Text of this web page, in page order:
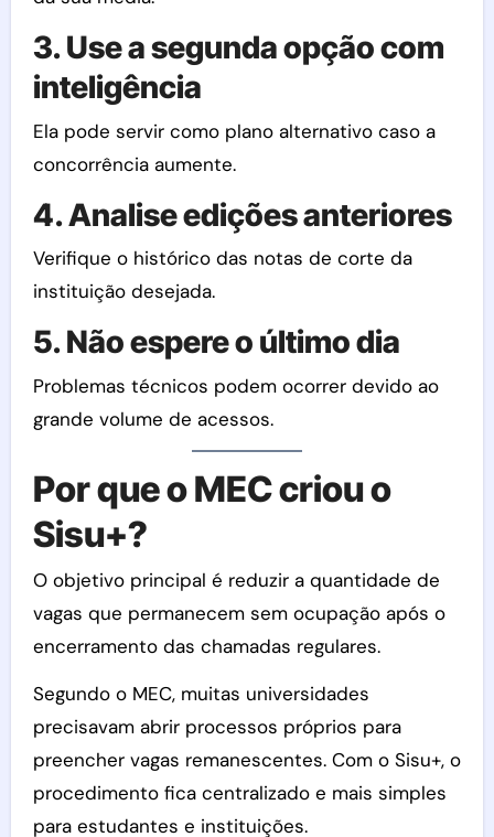
3. Use a segunda opção com
inteligência
Ela pode servir como plano alternativo caso a
concorrência aumente.
4. Analise edições anteriores
Verifique o histórico das notas de corte da
instituição desejada.
5. Não espere o último dia
Problemas técnicos podem ocorrer devido ao
grande volume de acessos.
Por que o MEC criou o
Sisu+?
O objetivo principal é reduzir a quantidade de
vagas que permanecem sem ocupação após o
encerramento das chamadas regulares.
Segundo o MEC, muitas universidades
precisavam abrir processos próprios para
preencher vagas remanescentes. Com o Sisu+, o
procedimento fica centralizado e mais simples
para estudantes e instituições.